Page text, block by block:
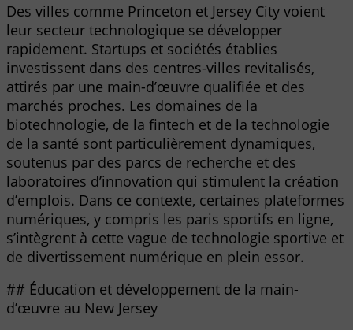
Des villes comme Princeton et Jersey City voient
leur secteur technologique se développer
rapidement. Startups et sociétés établies
investissent dans des centres-villes revitalisés,
attirés par une main-d’œuvre qualifiée et des
marchés proches. Les domaines de la
biotechnologie, de la fintech et de la technologie
de la santé sont particulièrement dynamiques,
soutenus par des parcs de recherche et des
laboratoires d’innovation qui stimulent la création
d’emplois. Dans ce contexte, certaines plateformes
numériques, y compris les paris sportifs en ligne,
s’intègrent à cette vague de technologie sportive et
de divertissement numérique en plein essor.
## Éducation et développement de la main-
d’œuvre au New Jersey